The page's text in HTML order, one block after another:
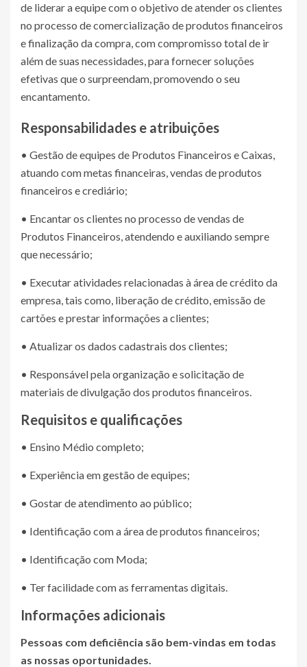
de liderar a equipe com o objetivo de atender os clientes
no processo de comercialização de produtos financeiros
e finalização da compra, com compromisso total de ir
além de suas necessidades, para fornecer soluções
efetivas que o surpreendam, promovendo o seu
encantamento.
Responsabilidades e atribuições
• Gestão de equipes de Produtos Financeiros e Caixas,
atuando com metas financeiras, vendas de produtos
financeiros e crediário;
• Encantar os clientes no processo de vendas de
Produtos Financeiros, atendendo e auxiliando sempre
que necessário;
• Executar atividades relacionadas à área de crédito da
empresa, tais como, liberação de crédito, emissão de
cartões e prestar informações a clientes;
• Atualizar os dados cadastrais dos clientes;
• Responsável pela organização e solicitação de
materiais de divulgação dos produtos financeiros.
Requisitos e qualificações
• Ensino Médio completo;
• Experiência em gestão de equipes;
• Gostar de atendimento ao público;
• Identificação com a área de produtos financeiros;
• Identificação com Moda;
• Ter facilidade com as ferramentas digitais.
Informações adicionais
Pessoas com deficiência são bem-vindas em todas
as nossas oportunidades.